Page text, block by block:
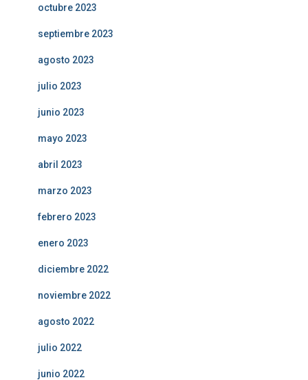
octubre 2023
septiembre 2023
agosto 2023
julio 2023
junio 2023
mayo 2023
abril 2023
marzo 2023
febrero 2023
enero 2023
diciembre 2022
noviembre 2022
agosto 2022
julio 2022
junio 2022